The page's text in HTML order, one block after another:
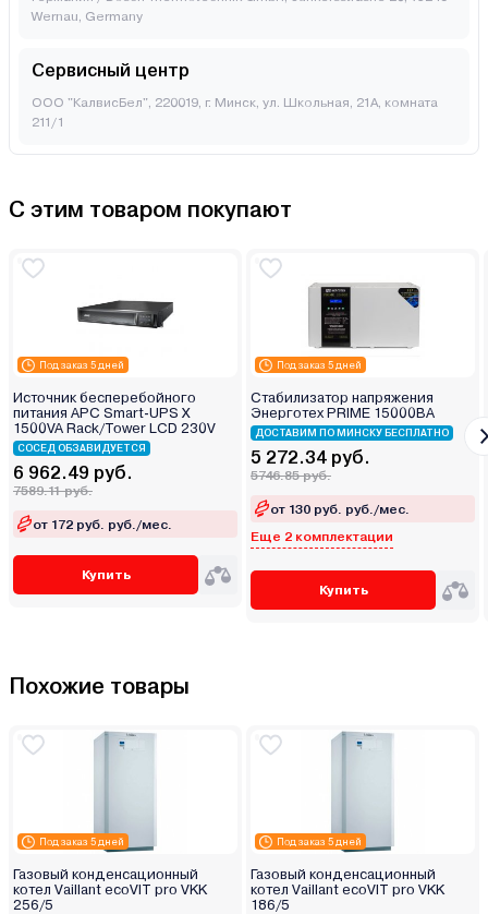
Wernau, Germany
Сервисный центр
ООО "КалвисБел", 220019, г. Минск, ул. Школьная, 21А, комната
211/1
С этим товаром покупают
Под заказ 5 дней
Источник бесперебойного
питания APC Smart-UPS X
1500VA Rack/Tower LCD 230V
СОСЕД ОБЗАВИДУЕТСЯ
6 962.49 руб.
7589.11 руб.
от 172 руб. руб./мес.
Купить
Под заказ 5 дней
Стабилизатор напряжения
Энерготех PRIME 15000ВА
ДОСТАВИМ ПО МИНСКУ БЕСПЛАТНО
5 272.34 руб.
5746.85 руб.
от 130 руб. руб./мес.
Еще 2 комплектации
Купить
Похожие товары
Под заказ 5 дней
Газовый конденсационный
котел Vaillant ecoVIT pro VKK
256/5
Под заказ 5 дней
Газовый конденсационный
котел Vaillant ecoVIT pro VKK
186/5